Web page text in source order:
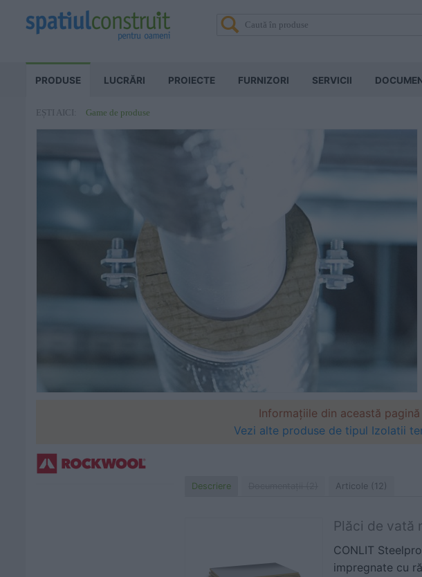
PRODUSE LUCRĂRI PROIECTE FURNIZORI SERVICII
EȘTI AICI: Game de produse
Informațiile din această
Vezi alte produse de tipul Izolatii
Descriere Articole (12)
Plăci de vată
CONLIT
impregnate cu